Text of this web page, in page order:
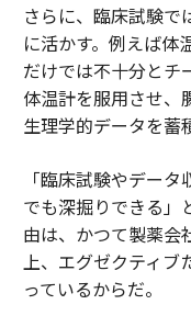
さらに、臨床試験で
に活かす。例えば体
だけでは不十分とチ
体温計を服用させ、
生理学的データを蓄
「臨床試験やデー
でも深掘りできる」
由は、かつて製薬会
上、エグゼクティ
っているからだ。